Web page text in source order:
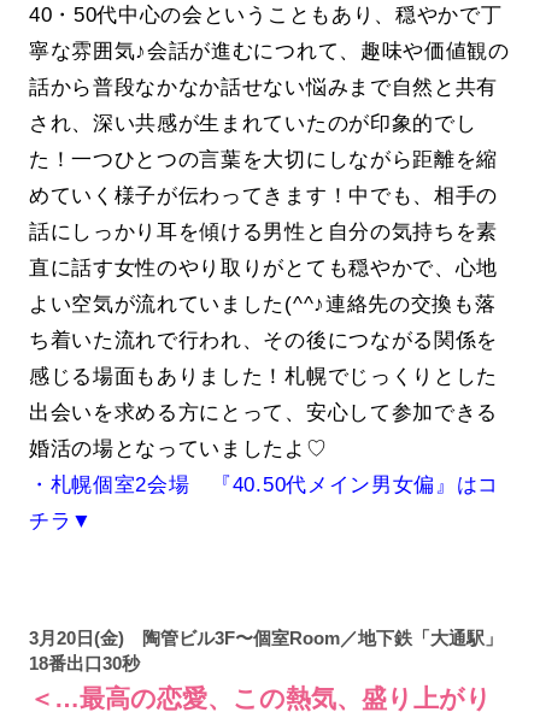
40・50代中心の会ということもあり、穏やかで丁
寧な雰囲気♪会話が進むにつれて、趣味や価値観の
話から普段なかなか話せない悩みまで自然と共有
され、深い共感が生まれていたのが印象的でし
た！一つひとつの言葉を大切にしながら距離を縮
めていく様子が伝わってきます！中でも、相手の
話にしっかり耳を傾ける男性と自分の気持ちを素
直に話す女性のやり取りがとても穏やかで、心地
よい空気が流れていました(^^♪連絡先の交換も落
ち着いた流れで行われ、その後につながる関係を
感じる場面もありました！札幌でじっくりとした
出会いを求める方にとって、安心して参加できる
婚活の場となっていましたよ♡
・札幌個室2会場 『40.50代メイン男女偏』はコ
チラ▼
3月20日(金) 陶管ビル3F〜個室Room／地下鉄「大通駅」
18番出口30秒
＜…最高の恋愛、この熱気、盛り上がり